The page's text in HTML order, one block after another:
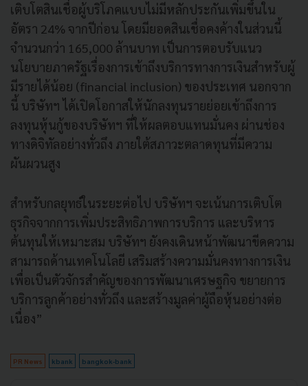
เติบโตสินเชื่อผู้บริโภคแบบไม่มีหลักประกันเพิ่มขึ้นใน
อัตรา 24% จากปีก่อน โดยมียอดสินเชื่อคงค้างในส่วนนี้
จำนวนกว่า 165,000 ล้านบาท เป็นการตอบรับแนว
นโยบายภาครัฐเรื่องการเข้าถึงบริการทางการเงินสำหรับผู้
มีรายได้น้อย (financial inclusion) ของประเทศ นอกจาก
นี้ บริษัทฯ ได้เปิดโอกาสให้นักลงทุนรายย่อยเข้าถึงการ
ลงทุนหุ้นกู้ของบริษัทฯ ที่ให้ผลตอบแทนมั่นคง ผ่านช่อง
ทางดิจิทัลอย่างทั่วถึง ภายใต้สภาวะตลาดทุนที่มีความ
ผันผวนสูง
สำหรับกลยุทธ์ในระยะต่อไป บริษัทฯ จะเน้นการเติบโต
ธุรกิจจากการเพิ่มประสิทธิภาพการบริการ และบริหาร
ต้นทุนให้เหมาะสม บริษัทฯ ยังคงเดินหน้าพัฒนาขีดความ
สามารถด้านเทคโนโลยี เสริมสร้างความมั่นคงทางการเงิน
เพื่อเป็นตัวจักรสำคัญของการพัฒนาเศรษฐกิจ ขยายการ
บริการลูกค้าอย่างทั่วถึง และสร้างมูลค่าผู้ถือหุ้นอย่างต่อ
เนื่อง”
PR News kbank bangkok-bank